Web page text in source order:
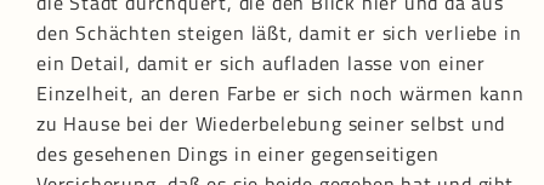
den Schächten steigen läßt, damit er sich verliebe in
ein Detail, damit er sich aufladen lasse von einer
Einzelheit, an deren Farbe er sich noch wärmen kann
zu Hause bei der Wiederbelebung seiner selbst und
des gesehenen Dings in einer gegenseitigen